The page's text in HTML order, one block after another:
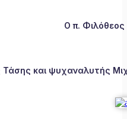
Ο π.
και ψυχαναλυτής